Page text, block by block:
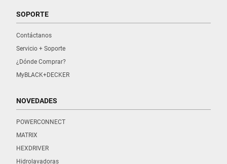
SOPORTE
Contáctanos
Servicio + Soporte
¿Dónde Comprar?
MyBLACK+DECKER
NOVEDADES
POWERCONNECT
MATRIX
HEXDRIVER
Hidrolavadoras